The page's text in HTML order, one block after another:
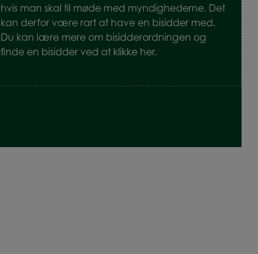
hvis man skal til møde med myndighederne. Det
kan derfor være rart at have en bisidder med.
Du kan lære mere om bisidderordningen og
finde en bisidder ved at klikke her.